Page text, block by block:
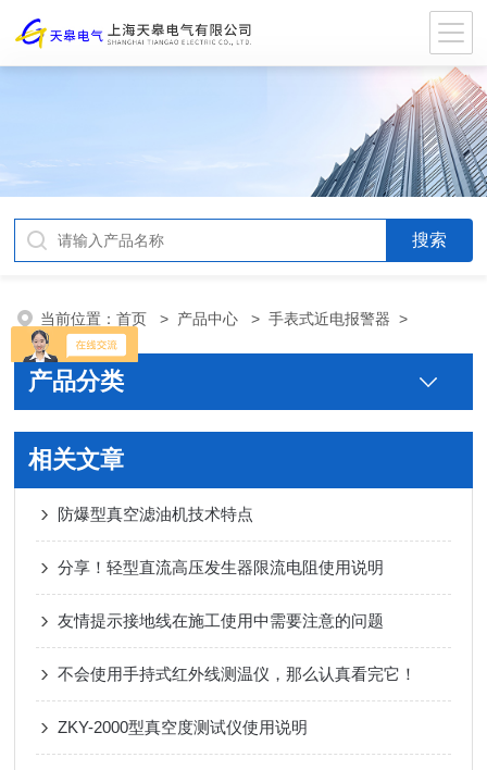
当前位置：首页 > 产品中心 >手表式近电报警器 >
产品分类
相关文章
防爆型真空滤油机技术特点
分享！轻型直流高压发生器限流电阻使用说明
友情提示接地线在施工使用中需要注意的问题
不会使用手持式红外线测温仪，那么认真看完它！
ZKY-2000型真空度测试仪使用说明